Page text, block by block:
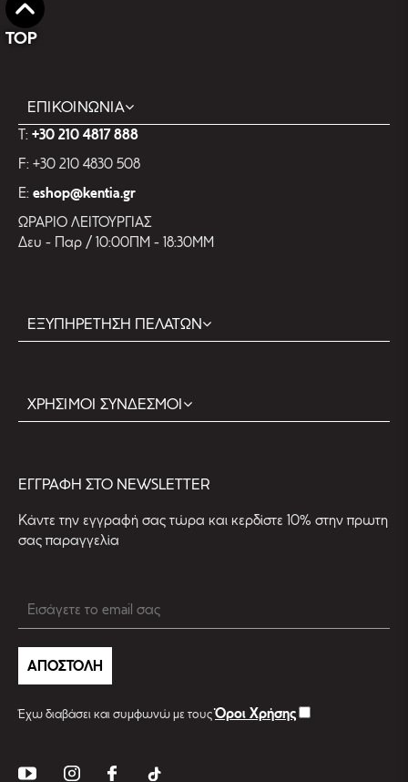
TOP
ΕΠΙΚΟΙΝΩΝΙΑ
T: +30 210 4817 888
F: +30 210 4830 508
E: eshop@kentia.gr
ΩΡΑΡΙΟ ΛΕΙΤΟΥΡΓΙΑΣ
Δευ - Παρ / 10:00ΠΜ - 18:30ΜΜ
ΕΞΥΠΗΡΕΤΗΣΗ ΠΕΛΑΤΩΝ
ΧΡΗΣΙΜΟΙ ΣΥΝΔΕΣΜΟΙ
EΓΓΡΑΦΗ ΣΤΟ NEWSLETTER
Kάντε την εγγραφή σας τώρα και κερδίστε 10% στην πρωτη
σας παραγγελία
ΑΠΟΣΤΟΛΗ
Έχω διαβάσει και συμφωνώ με τουςΌροι Χρήσης